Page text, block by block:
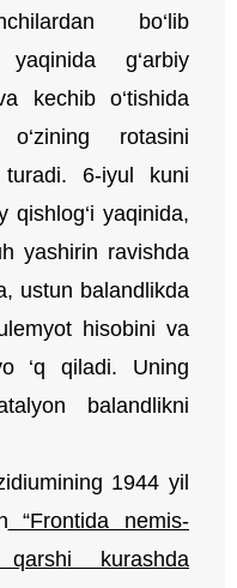
bo‘lib
yaqinida g‘arbiy
kechib o‘tishida
rotasini
6-iyul kuni
qishlog‘i yaqinida,
yashirin ravishda
ustun balandlikda
hisobini va
‘q qiladi. Uning
balandlikni
1944 yil
“Frontida nemis-
kurashda